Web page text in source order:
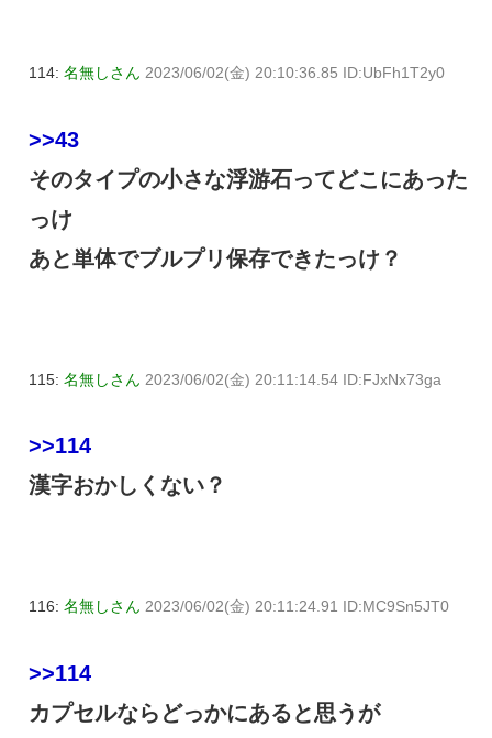
114: 名無しさん 2023/06/02(金) 20:10:36.85 ID:UbFh1T2y0
>>43
そのタイプの小さな浮游石ってどこにあった
っけ
あと単体でブルプリ保存できたっけ？
115: 名無しさん 2023/06/02(金) 20:11:14.54 ID:FJxNx73ga
>>114
漢字おかしくない？
116: 名無しさん 2023/06/02(金) 20:11:24.91 ID:MC9Sn5JT0
>>114
カプセルならどっかにあると思うが